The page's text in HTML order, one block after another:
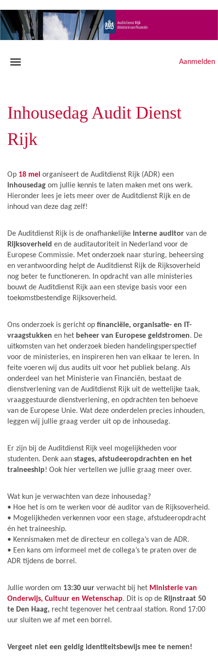
Aanmelden
Inhousedag Audit Dienst
Rijk
Op 18 mei organiseert de Auditdienst Rijk (ADR) een
inhousedag om jullie kennis te laten maken met ons werk.
Hieronder lees je iets meer over de Auditdienst Rijk en de
inhoud van deze dag zelf!
De Auditdienst Rijk is de onafhankelijke interne auditor van de
Rijksoverheid en de auditautoriteit in Nederland voor de
Europese Commissie. Met onderzoek naar sturing, beheersing
en verantwoording helpt de Auditdienst Rijk de Rijksoverheid
nog beter te functioneren. In opdracht van alle ministeries
bouwt de Auditdienst Rijk aan een stevige basis voor een
toekomstbestendige Rijksoverheid.
Ons onderzoek is gericht op financiële, organisatie- en IT-
vraagstukken en het beheer van Europese geldstromen. De
uitkomsten van het onderzoek bieden handelingsperspectief
voor de ministeries, en inspireren hen van elkaar te leren. In
feite voeren wij dus audits uit voor het publiek belang. Als
onderdeel van het Ministerie van Financiën, bestaat de
dienstverlening van de Auditdienst Rijk uit de wettelijke taak,
vraaggestuurde dienstverlening, en opdrachten ten behoeve
van de Europese Unie. Wat deze onderdelen precies inhouden,
leggen wij jullie graag verder uit op de inhousedag.
Er zijn bij de Auditdienst Rijk veel mogelijkheden voor
studenten. Denk aan stages, afstudeeropdrachten en het
traineeship! Ook hier vertellen we jullie graag meer over.
Wat kun je verwachten van deze inhousedag?
• Hoe het is om te werken voor dé auditor van de Rijksoverheid.
• Mogelijkheden verkennen voor een stage, afstudeeropdracht
én het traineeship.
• Kennismaken met de directeur en collega’s van de ADR.
• Een kans om informeel met de collega’s te praten over de
ADR tijdens de borrel.
Jullie worden om 13:30 uur verwacht bij het Ministerie van
Onderwijs, Cultuur en Wetenschap. Dit is op de Rijnstraat 50
te Den Haag, recht tegenover het centraal station. Rond 17:00
uur sluiten we af met een borrel.
Vergeet niet een geldig identiteitsbewijs mee te nemen!